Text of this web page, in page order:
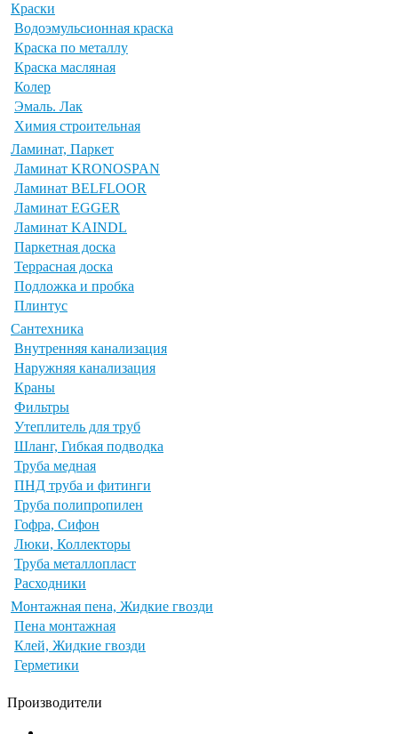
Краски
Водоэмульсионная краска
Краска по металлу
Краска масляная
Колер
Эмаль. Лак
Химия строительная
Ламинат, Паркет
Ламинат KRONOSPAN
Ламинат BELFLOOR
Ламинат EGGER
Ламинат KAINDL
Паркетная доска
Террасная доска
Подложка и пробка
Плинтус
Сантехника
Внутренняя канализация
Наружняя канализация
Краны
Фильтры
Утеплитель для труб
Шланг, Гибкая подводка
Труба медная
ПНД труба и фитинги
Труба полипропилен
Гофра, Сифон
Люки, Коллекторы
Труба металлопласт
Расходники
Монтажная пена, Жидкие гвозди
Пена монтажная
Клей, Жидкие гвозди
Герметики
Производители